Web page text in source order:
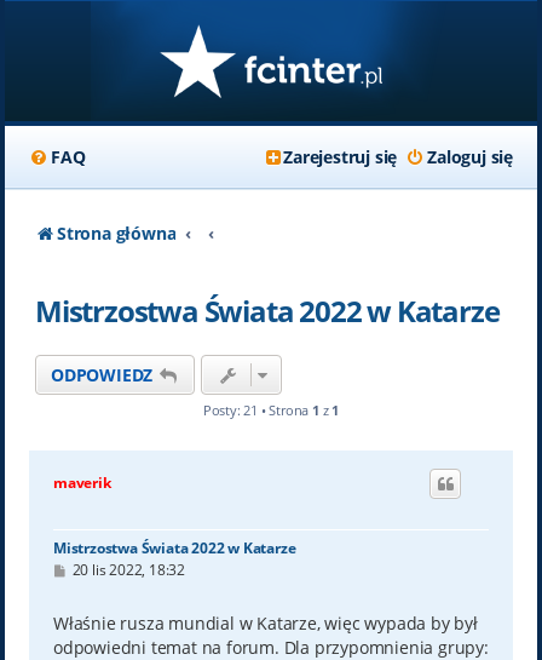
FAQ Zaloguj się
Zarejestruj się
Strona główna
Mistrzostwa Świata 2022 w Katarze
ODPOWIEDZ
Posty: 21 • Strona 1 z 1
maverik
Mistrzostwa Świata 2022 w Katarze
P
t
20 lis 2022, 18:32
Właśnie rusza mundial w Katarze, więc wypada by był
odpowiedni temat na forum. Dla przypomnienia grupy: